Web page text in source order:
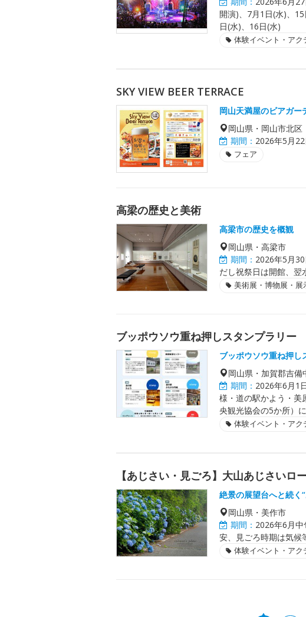
開演)、7月1日(水)、
日(水)、16日(水)
体験イベント・アク
SKY VIEW BEER TERRACE
岡山天満屋のビアガー
岡山県・岡山市北区
期間： 2026年5月
フェア
高梁の歴史と美術
高梁市の歴史を概観
岡山県・高梁市
期間： 2026年5月
だし祝祭日は開館、翌
美術展・博物展・展
ブッポウソウ重ね押しスタンプラリー
ブッポウソウ重ね押し
岡山県・加賀郡吉備
期間： 2026年6月1
様・道の駅かよう・美
央観光協会の5か所）
体験イベント・アク
【あじさい・見ごろ】大山あじさいロ
絶景の展望台へと続く
岡山県・美作市
期間： 2026年6月
安、見ごろ時期は気候
体験イベント・アク